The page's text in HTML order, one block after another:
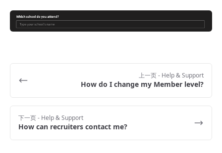
上一页- Help & Support
How do I change my Member level?
下一页- Help & Support
How can recruiters contact me?